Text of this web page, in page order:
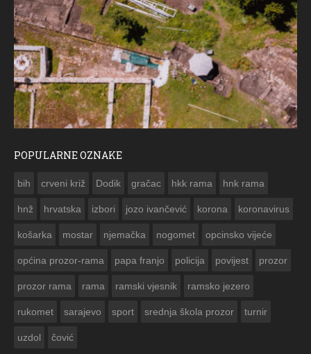
POPULARNE OZNAKE
bih crveni križ Dodik gračac hkk rama hnk rama
hnž hrvatska izbori jozo ivančević korona koronavirus
košarka mostar njemačka nogomet opcinsko vijeće
općina prozor-rama papa franjo policija povijest prozor
prozor rama rama ramski vjesnik ramsko jezero
rukomet sarajevo sport srednja škola prozor turnir
uzdol čović